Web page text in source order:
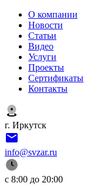
О компании
Новости
Статьи
Видео
Услуги
Проекты
Сертификаты
Контакты
г. Иркутск
info@svzar.ru
с 8:00 до 20:00